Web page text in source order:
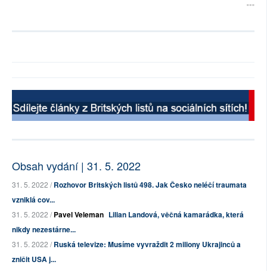
Obsah vydání | 31. 5. 2022
31. 5. 2022 /Rozhovor Britských listů 498. Jak Česko neléčí traumata
vzniklá cov...
31. 5. 2022 /Pavel Veleman Lilian Landová, věčná kamarádka, která
nikdy nezestárne...
31. 5. 2022 /Ruská televize: Musíme vyvraždit 2 miliony Ukrajinců a
zničit USA j...